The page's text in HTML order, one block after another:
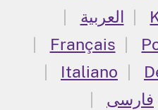
العربية
Français
Italiano
فارسی